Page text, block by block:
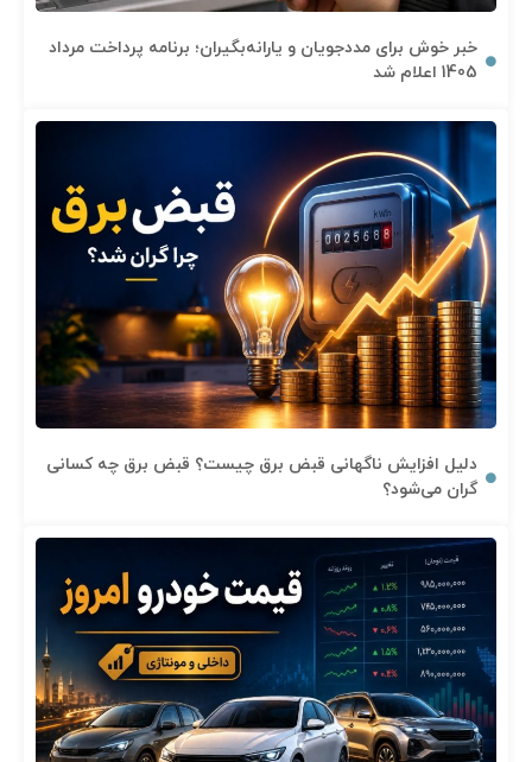
خبر خوش برای مددجویان و یارانه‌بگیران؛ برنامه پرداخت مرداد
1405 اعلام شد
دلیل افزایش ناگهانی قبض برق چیست؟ قبض برق چه کسانی
گران می‌شود؟